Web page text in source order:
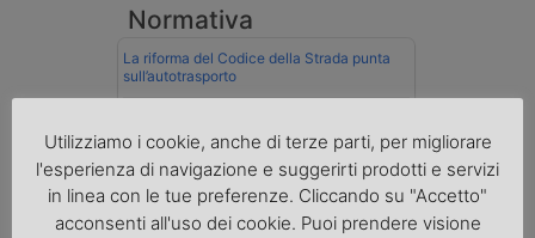
Normativa
La riforma del Codice della Strada punta
sull’autotrasporto
col muletto
Cassazione conferma validità multe per
velocità col cronotachigrafo
Utilizziamo i cookie, anche di terze parti, per migliorare
l'esperienza di navigazione e suggerirti prodotti e servizi
in linea con le tue preferenze. Cliccando su "Accetto"
acconsenti all'uso dei cookie. Puoi prendere visione